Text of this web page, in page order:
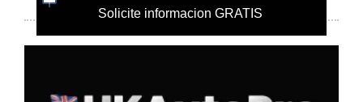
Solicite informacion GRATIS